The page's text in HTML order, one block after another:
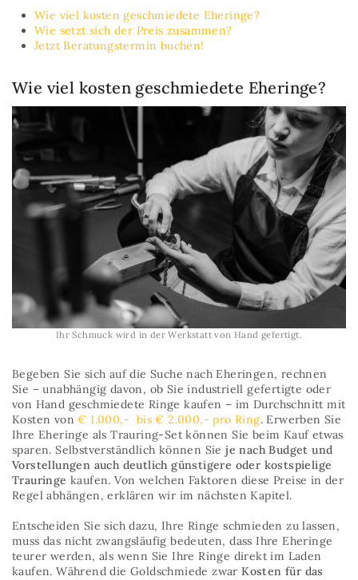
Wie viel kosten geschmiedete Eheringe?
Wie setzt sich der Preis zusammen?
Jetzt Beratungstermin buchen!
Wie viel kosten geschmiedete Eheringe?
Ihr Schmuck wird in der Werkstatt von Hand gefertigt.
Begeben Sie sich auf die Suche nach Eheringen, rechnen
Sie – unabhängig davon, ob Sie industriell gefertigte oder
von Hand geschmiedete Ringe kaufen – im Durchschnitt mit
Kosten von€ 1.000,- bis € 2.000,- pro Ring. Erwerben Sie
Ihre Eheringe als Trauring-Set können Sie beim Kauf etwas
sparen. Selbstverständlich können Sie je nach Budget und
Vorstellungen auch deutlich günstigere oder kostspielige
Trauringe kaufen. Von welchen Faktoren diese Preise in der
Regel abhängen, erklären wir im nächsten Kapitel.
Entscheiden Sie sich dazu, Ihre Ringe schmieden zu lassen,
muss das nicht zwangsläufig bedeuten, dass Ihre Eheringe
teurer werden, als wenn Sie Ihre Ringe direkt im Laden
kaufen. Während die Goldschmiede zwarKosten für das